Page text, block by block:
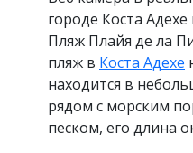
городе Коста
Пляж Плайя де ла
пляж в Коста Адехе
находится в
рядом с морским
песком, его длина